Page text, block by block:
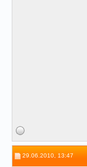
29.06.2010, 13:47